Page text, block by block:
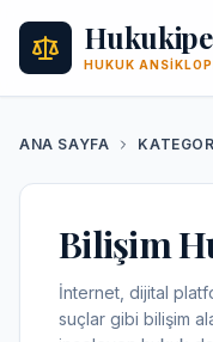
HUKUK
ANA SAYFA
Bilişim
İnternet, dijital
suçlar gibi bilişim